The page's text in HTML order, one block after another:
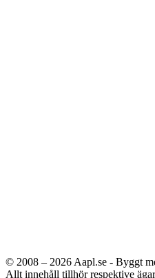
© 2008 – 2026 Aapl.se - Byggt
Allt innehåll tillhör respektive